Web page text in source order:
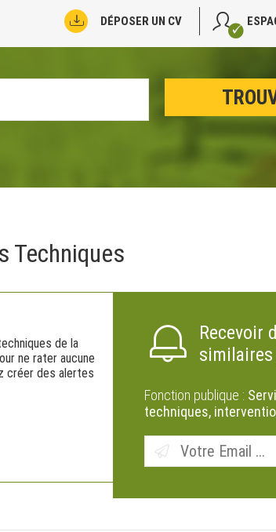
DÉPOSER UN CV
Techniques
de la
ne rater aucune
créer des alertes
Recevoir
similaires
Fonction publique :
techniques,